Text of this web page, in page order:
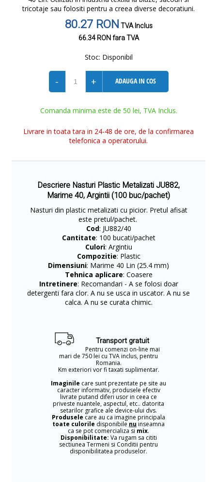
tricotaje sau folositi pentru a creea diverse decoratiuni.
80.27 RONTVA Inclus
66.34 RONfara TVA
Stoc: Disponibil
- + ADAUGA IN COS
Comanda minima este de 50 lei, TVA Inclus.
Livrare in toata tara in 24-48 de ore, de la confirmarea
telefonica a operatorului.
Descriere Nasturi Plastic Metalizati JU882,
Marime 40, Argintii (100 buc/pachet)
Nasturi din plastic metalizati cu picior. Pretul afisat
este pretul/pachet.
Cod: JU882/40
Cantitate: 100 bucati/pachet
Culori: Argintiu
Compozitie: Plastic
Dimensiuni: Marime 40 Lin (25.4 mm)
Tehnica aplicare: Coasere
Intretinere: Recomandari - A se folosi doar
detergenti fara clor. A nu se usca in uscator. A nu se
calca. A nu se curata chimic.
Transport gratuit
Pentru comenzi on-line mai
mari de 750 lei cu TVA inclus, pentru
Romania.
Km exteriori vor fi taxati suplimentar.
Imaginile care sunt prezentate pe site au
caracter informativ, produsele efectiv
livrate putand diferi usor in ceea ce
priveste nuantele, aspectul, etc.. datorita
setarilor grafice ale device-ului dvs.
Produsele care au ca imagine principala
toate culorile disponibile nu inseamna
ca se pot comercializa si mix.
Disponibilitate: Va rugam sa cititi
sectiunea Termeni si Conditii pentru
disponibilitatea produselor.